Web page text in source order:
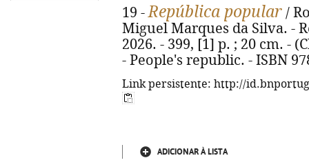
19 -República popular /
Miguel Marques da Silva. -
2026. - 399, [1] p. ; 20 cm. -
- People's republic. - ISBN
Link persistente: http://
ADICIONAR À LISTA